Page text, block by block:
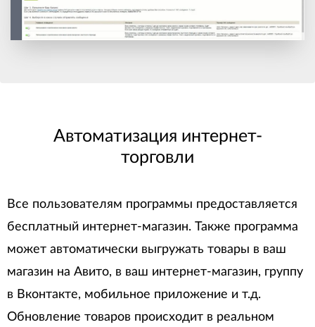
Автоматизация интернет-
торговли
Все пользователям программы предоставляется
бесплатный интернет-магазин. Также программа
может автоматически выгружать товары в ваш
магазин на Авито, в ваш интернет-магазин, группу
в Вконтакте, мобильное приложение и т.д.
Обновление товаров происходит в реальном